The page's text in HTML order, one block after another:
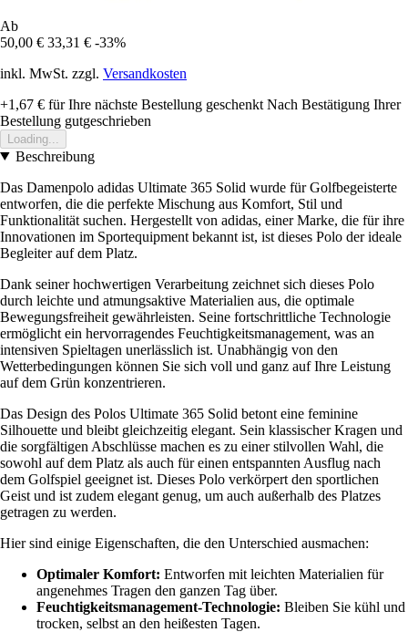
Ab
50,00 € 33,31 € -33%
inkl. MwSt. zzgl. Versandkosten
+1,67 € für Ihre nächste Bestellung geschenkt Nach Bestätigung Ihrer
Bestellung gutgeschrieben
Loading...
Beschreibung
Das Damenpolo adidas Ultimate 365 Solid wurde für Golfbegeisterte
entworfen, die die perfekte Mischung aus Komfort, Stil und
Funktionalität suchen. Hergestellt von adidas, einer Marke, die für ihre
Innovationen im Sportequipment bekannt ist, ist dieses Polo der ideale
Begleiter auf dem Platz.
Dank seiner hochwertigen Verarbeitung zeichnet sich dieses Polo
durch leichte und atmungsaktive Materialien aus, die optimale
Bewegungsfreiheit gewährleisten. Seine fortschrittliche Technologie
ermöglicht ein hervorragendes Feuchtigkeitsmanagement, was an
intensiven Spieltagen unerlässlich ist. Unabhängig von den
Wetterbedingungen können Sie sich voll und ganz auf Ihre Leistung
auf dem Grün konzentrieren.
Das Design des Polos Ultimate 365 Solid betont eine feminine
Silhouette und bleibt gleichzeitig elegant. Sein klassischer Kragen und
die sorgfältigen Abschlüsse machen es zu einer stilvollen Wahl, die
sowohl auf dem Platz als auch für einen entspannten Ausflug nach
dem Golfspiel geeignet ist. Dieses Polo verkörpert den sportlichen
Geist und ist zudem elegant genug, um auch außerhalb des Platzes
getragen zu werden.
Hier sind einige Eigenschaften, die den Unterschied ausmachen:
Optimaler Komfort: Entworfen mit leichten Materialien für
angenehmes Tragen den ganzen Tag über.
Feuchtigkeitsmanagement-Technologie: Bleiben Sie kühl und
trocken, selbst an den heißesten Tagen.